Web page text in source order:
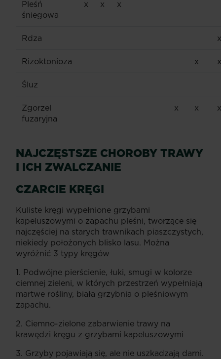
Pleśń
śniegowa
x x x
Rdza x
Rizoktonioza x x
Śluz
Zgorzel
fuzaryjna
x x x
NAJCZĘSTSZE CHOROBY TRAWY
I ICH ZWALCZANIE
CZARCIE KRĘGI
Kuliste kręgi wypełnione grzybami
kapeluszowymi o zapachu pleśni, tworzące się
najczęściej na starych trawnikach piaszczystych,
niekiedy położonych blisko lasu. Można
wyróżnić 3 typy kręgów
1. Podwójne pierścienie, łuki, smugi w kolorze
ciemnej zieleni, w których przestrzeń wypełniają
martwe rośliny, biała grzybnia o pleśniowym
zapachu.
2. Ciemno-zielone zabarwienie trawy na
krawędzi kręgu z grzybami kapeluszowymi
3. Grzyby pojawiają się, ale nie uszkadzają darni.